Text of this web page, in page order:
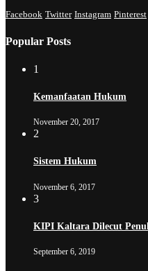
Facebook Twitter Instagram Pinterest
Popular Posts
1
Kemanfaatan Hukum
November 20, 2017
2
Sistem Hukum
November 6, 2017
3
KIPI Kaltara Dilecut
September 6, 2019